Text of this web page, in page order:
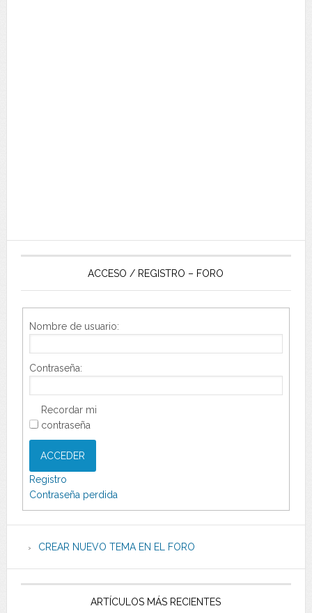
ACCESO / REGISTRO – FORO
Nombre de usuario:
Contraseña:
Recordar mi
contraseña
ACCEDER
Registro
Contraseña perdida
CREAR NUEVO TEMA EN EL FORO
ARTÍCULOS MÁS RECIENTES